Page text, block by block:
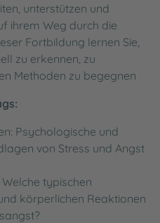
unterstützen und
ihrem Weg durch die
Fortbildung lernen Sie,
zu erkennen, zu
Methoden zu begegnen
Psychologische und
von Stress und Angst
typischen
körperlichen Reaktionen